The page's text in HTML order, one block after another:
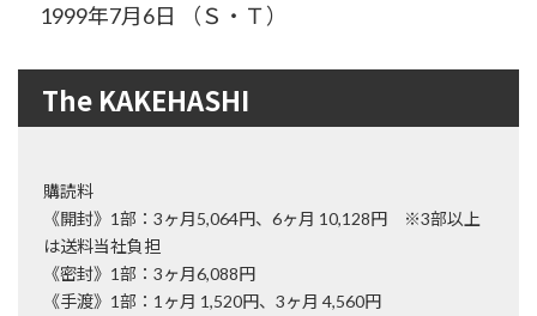
1999年7月6日 （Ｓ・Ｔ）
The KAKEHASHI
購読料
《開封》1部：3ヶ月5,064円、6ヶ月 10,128円 ※3部以上
は送料当社負担
《密封》1部：3ヶ月6,088円
《手渡》1部：1ヶ月 1,520円、3ヶ月 4,560円